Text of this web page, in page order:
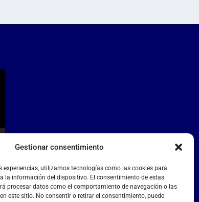
Gestionar consentimiento
experiencias, utilizamos tecnologías como las cookies para
la información del dispositivo. El consentimiento de estas
procesar datos como el comportamiento de navegación o las
este sitio. No consentir o retirar el consentimiento, puede